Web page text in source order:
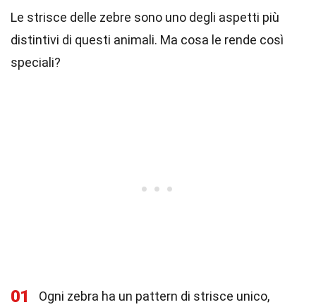
Le strisce delle zebre sono uno degli aspetti più
distintivi di questi animali. Ma cosa le rende così
speciali?
01
Ogni zebra ha un pattern di strisce unico,